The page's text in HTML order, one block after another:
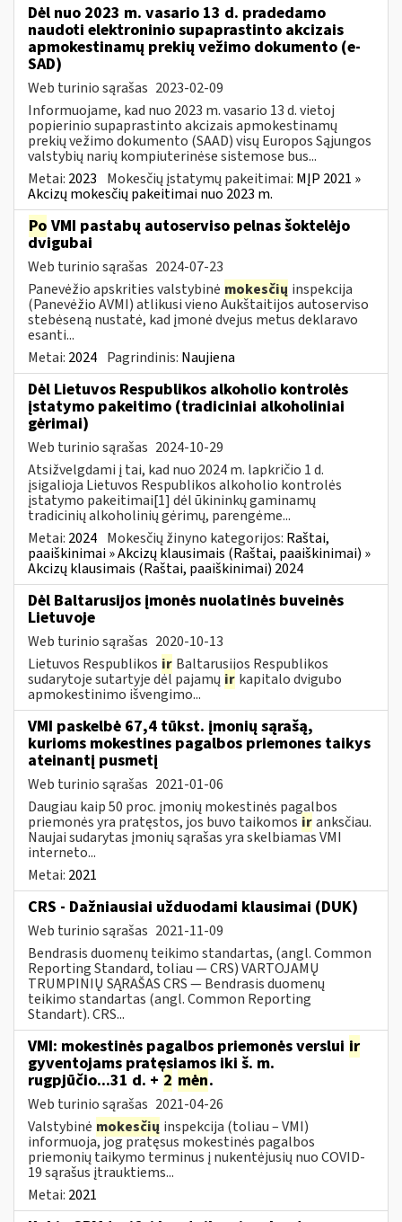
Dėl nuo 2023 m. vasario 13 d. pradedamo
naudoti elektroninio supaprastinto akcizais
apmokestinamų prekių vežimo dokumento (e-
SAD)
Web turinio sąrašas 2023-02-09
Informuojame, kad nuo 2023 m. vasario 13 d. vietoj
popierinio supaprastinto akcizais apmokestinamų
prekių vežimo dokumento (SAAD) visų Europos Sąjungos
valstybių narių kompiuterinėse sistemose bus...
Metai: 2023 Mokesčių įstatymų pakeitimai: MĮP 2021 »
Akcizų mokesčių pakeitimai nuo 2023 m.
Po VMI pastabų autoserviso pelnas šoktelėjo
dvigubai
Web turinio sąrašas 2024-07-23
Panevėžio apskrities valstybinė mokesčių inspekcija
(Panevėžio AVMI) atlikusi vieno Aukštaitijos autoserviso
stebėseną nustatė, kad įmonė dvejus metus deklaravo
esanti...
Metai: 2024 Pagrindinis: Naujiena
Dėl Lietuvos Respublikos alkoholio kontrolės
įstatymo pakeitimo (tradiciniai alkoholiniai
gėrimai)
Web turinio sąrašas 2024-10-29
Atsižvelgdami į tai, kad nuo 2024 m. lapkričio 1 d.
įsigalioja Lietuvos Respublikos alkoholio kontrolės
įstatymo pakeitimai[1] dėl ūkininkų gaminamų
tradicinių alkoholinių gėrimų, parengėme...
Metai: 2024 Mokesčių žinyno kategorijos: Raštai,
paaiškinimai » Akcizų klausimais (Raštai, paaiškinimai) »
Akcizų klausimais (Raštai, paaiškinimai) 2024
Dėl Baltarusijos įmonės nuolatinės buveinės
Lietuvoje
Web turinio sąrašas 2020-10-13
Lietuvos Respublikos ir Baltarusijos Respublikos
sudarytoje sutartyje dėl pajamų ir kapitalo dvigubo
apmokestinimo išvengimo...
VMI paskelbė 67,4 tūkst. įmonių sąrašą,
kurioms mokestines pagalbos priemones taikys
ateinantį pusmetį
Web turinio sąrašas 2021-01-06
Daugiau kaip 50 proc. įmonių mokestinės pagalbos
priemonės yra pratęstos, jos buvo taikomos iranksčiau.
Naujai sudarytas įmonių sąrašas yra skelbiamas VMI
interneto...
Metai: 2021
CRS - Dažniausiai užduodami klausimai (DUK)
Web turinio sąrašas 2021-11-09
Bendrasis duomenų teikimo standartas, (angl. Common
Reporting Standard, toliau — CRS) VARTOJAMŲ
TRUMPINIŲ SĄRAŠAS CRS — Bendrasis duomenų
teikimo standartas (angl. Common Reporting
Standart). CRS...
VMI: mokestinės pagalbos priemonės verslui ir
gyventojams pratęsiamos iki š. m.
rugpjūčio...31 d. + 2 mėn.
Web turinio sąrašas 2021-04-26
Valstybinė mokesčių inspekcija (toliau – VMI)
informuoja, jog pratęsus mokestinės pagalbos
priemonių taikymo terminus į nukentėjusių nuo COVID-
19 sąrašus įtrauktiems...
Metai: 2021